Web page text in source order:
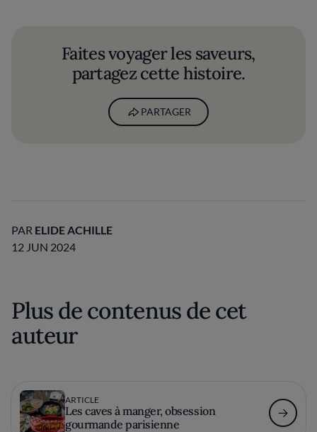
Faites voyager les saveurs,
partagez cette histoire.
PARTAGER
PAR ELIDE ACHILLE
12 JUN 2024
Plus de contenus de cet
auteur
ARTICLE
Les caves à manger, obsession
gourmande parisienne